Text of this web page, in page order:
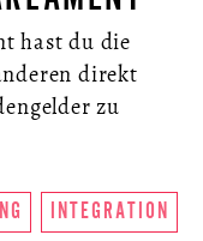
hast du die
direkt
zu
INTEGRATION